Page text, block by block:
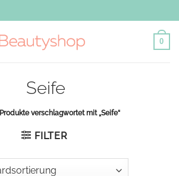
0
Seife
Produkte verschlagwortet mit „Seife“
FILTER